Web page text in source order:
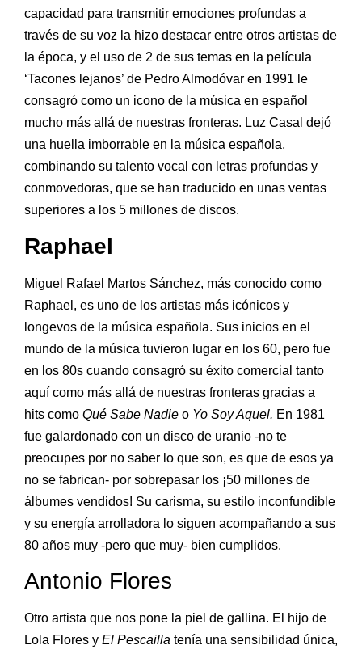
capacidad para transmitir emociones profundas a
través de su voz la hizo destacar entre otros artistas de
la época, y el uso de 2 de sus temas en la película
‘Tacones lejanos’ de Pedro Almodóvar en 1991 le
consagró como un icono de la música en español
mucho más allá de nuestras fronteras. Luz Casal dejó
una huella imborrable en la música española,
combinando su talento vocal con letras profundas y
conmovedoras, que se han traducido en unas ventas
superiores a los 5 millones de discos.
Raphael
Miguel Rafael Martos Sánchez, más conocido como
Raphael, es uno de los artistas más icónicos y
longevos de la música española. Sus inicios en el
mundo de la música tuvieron lugar en los 60, pero fue
en los 80s cuando consagró su éxito comercial tanto
aquí como más allá de nuestras fronteras gracias a
hits como Qué Sabe Nadie o Yo Soy Aquel. En 1981
fue galardonado con un disco de uranio -no te
preocupes por no saber lo que son, es que de esos ya
no se fabrican- por sobrepasar los ¡50 millones de
álbumes vendidos! Su carisma, su estilo inconfundible
y su energía arrolladora lo siguen acompañando a sus
80 años muy -pero que muy- bien cumplidos.
Antonio Flores
Otro artista que nos pone la piel de gallina. El hijo de
Lola Flores y El Pescailla tenía una sensibilidad única,